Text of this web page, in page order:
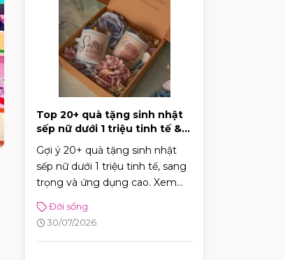
Top 20+ quà tặng sinh nhật
sếp nữ dưới 1 triệu tinh tế &
Gợi ý 20+ quà tặng sinh nhật
sếp nữ dưới 1 triệu tinh tế, sang
trọng và ứng dụng cao. Xem
tuyệt đối với sếp!
Đời sống
30/07/2026